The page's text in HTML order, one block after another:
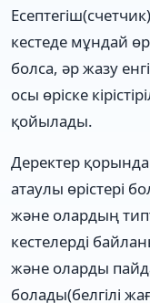
кестеде мұндай
болса, әр жазу
осы өріске
қойылады.
Деректер қорында
атаулы өрістері
және олардың
кестелерді
және оларды
болады(белгілі